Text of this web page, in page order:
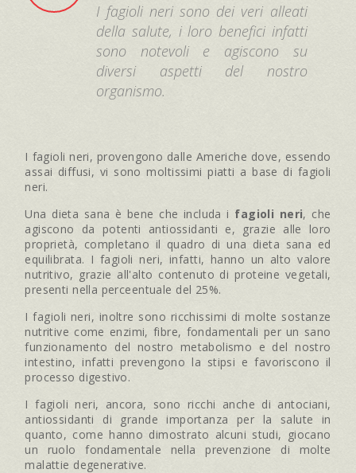
I fagioli neri sono dei veri alleati
della salute, i loro benefici infatti
sono notevoli e agiscono su
diversi aspetti del nostro
organismo.
I fagioli neri, provengono dalle Americhe dove, essendo
assai diffusi, vi sono moltissimi piatti a base di fagioli
neri.
Una dieta sana è bene che includa i fagioli neri, che
agiscono da potenti antiossidanti e, grazie alle loro
proprietà, completano il quadro di una dieta sana ed
equilibrata. I fagioli neri, infatti, hanno un alto valore
nutritivo, grazie all'alto contenuto di proteine vegetali,
presenti nella perceentuale del 25%.
I fagioli neri, inoltre sono ricchissimi di molte sostanze
nutritive come enzimi, fibre, fondamentali per un sano
funzionamento del nostro metabolismo e del nostro
intestino, infatti prevengono la stipsi e favoriscono il
processo digestivo.
I fagioli neri, ancora, sono ricchi anche di antociani,
antiossidanti di grande importanza per la salute in
quanto, come hanno dimostrato alcuni studi, giocano
un ruolo fondamentale nella prevenzione di molte
malattie degenerative.